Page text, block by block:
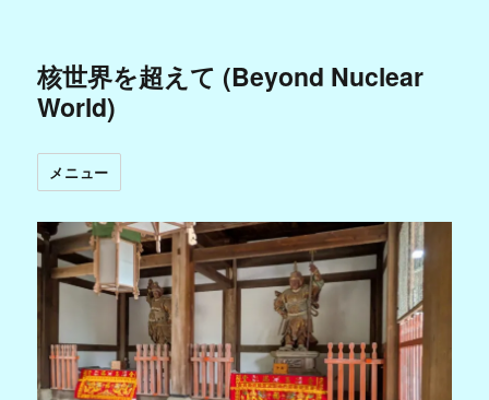
核世界を超えて (Beyond Nuclear
World)
メニュー